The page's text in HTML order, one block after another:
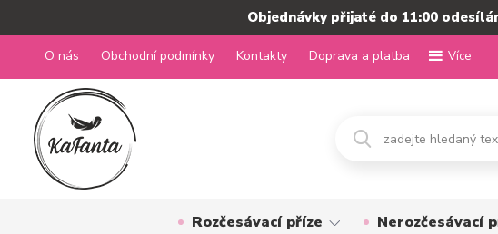
Objednávky přijaté do 11:00
O nás Obchodní podmínky Kontakty Doprava a platba Více
Rozčesávací příze Nerozčesávací